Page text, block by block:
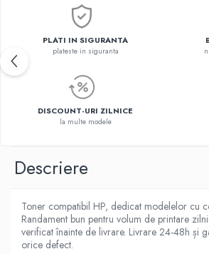
PLATI IN SIGURANTA
plateste in siguranta
DISCOUNT-URI ZILNICE
la multe modele
Descriere
Toner compatibil HP, dedicat modelelor cu
Randament bun pentru volum de printare
verificat înainte de livrare. Livrare 24-48h și
orice defect.